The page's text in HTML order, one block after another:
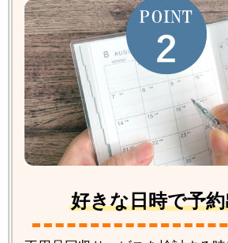
好きな日時で予